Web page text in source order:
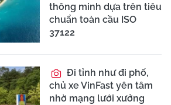
thông minh dựa trên tiêu
chuẩn toàn cầu ISO
37122
Đi tỉnh như đi phố,
chủ xe VinFast yên tâm
nhờ mạng lưới xưởng